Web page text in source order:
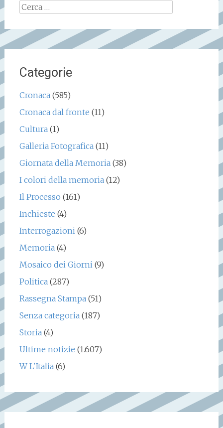
Ricerca
Categorie
Cronaca(585)
Cronaca dal fronte (11)
Cultura(1)
Galleria Fotografica(11)
Giornata della Memoria(38)
I colori della memoria(12)
Il Processo (161)
Inchieste (4)
Interrogazioni(6)
Memoria(4)
Mosaico dei Giorni(9)
Politica(287)
Rassegna Stampa(51)
Senza categoria(187)
Storia(4)
Ultime notizie (1.607)
W L'Italia(6)